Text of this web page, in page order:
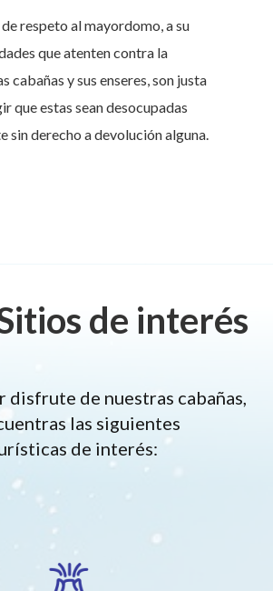
respeto al mayordomo, a su
que atenten contra la
cabañas y sus enseres, son justa
que estas sean desocupadas
sin derecho a devolución alguna.
de interés
disfrute de nuestras cabañas,
las siguientes
de interés: